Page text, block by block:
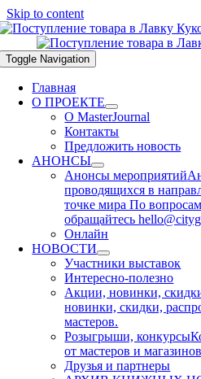
Skip to content
Toggle Navigation
Главная
О ПРОЕКТЕ
О MasterJournal
Контакты
Предложить новость
АНОНСЫ
Анонсы мероприятий
проводящихся в
точке мира По
обращайтесь
Онлайн
НОВОСТИ
Участники выставок
Интересно-полезно
Акции, новинки,
новинки, скидки,
мастеров.
Розыгрыши, конкурсы
от мастеров и
Друзья и партнеры